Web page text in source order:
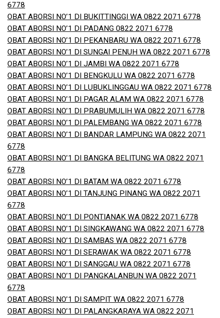
6778
OBAT ABORSI NO’1 DI BUKITTINGGI WA 0822 2071 6778
OBAT ABORSI NO’1 DI PADANG 0822 2071 6778
OBAT ABORSI NO’1 DI PEKANBARU WA 0822 2071 6778
OBAT ABORSI NO’1 DI SUNGAI PENUH WA 0822 2071 6778
OBAT ABORSI NO’1 DI JAMBI WA 0822 2071 6778
OBAT ABORSI NO’1 DI BENGKULU WA 0822 2071 6778
OBAT ABORSI NO’1 DI LUBUKLINGGAU WA 0822 2071 6778
OBAT ABORSI NO’1 DI PAGAR ALAM WA 0822 2071 6778
OBAT ABORSI NO’1 DI PRABUMULIH WA 0822 2071 6778
OBAT ABORSI NO’1 DI PALEMBANG WA 0822 2071 6778
OBAT ABORSI NO’1 DI BANDAR LAMPUNG WA 0822 2071
6778
OBAT ABORSI NO’1 DI BANGKA BELITUNG WA 0822 2071
6778
OBAT ABORSI NO’1 DI BATAM WA 0822 2071 6778
OBAT ABORSI NO’1 DI TANJUNG PINANG WA 0822 2071
6778
OBAT ABORSI NO’1 DI PONTIANAK WA 0822 2071 6778
OBAT ABORSI NO’1 DI SINGKAWANG WA 0822 2071 6778
OBAT ABORSI NO’1 DI SAMBAS WA 0822 2071 6778
OBAT ABORSI NO’1 DI SERAWAK WA 0822 2071 6778
OBAT ABORSI NO’1 DI SANGGAU WA 0822 2071 6778
OBAT ABORSI NO’1 DI PANGKALANBUN WA 0822 2071
6778
OBAT ABORSI NO’1 DI SAMPIT WA 0822 2071 6778
OBAT ABORSI NO’1 DI PALANGKARAYA WA 0822 2071